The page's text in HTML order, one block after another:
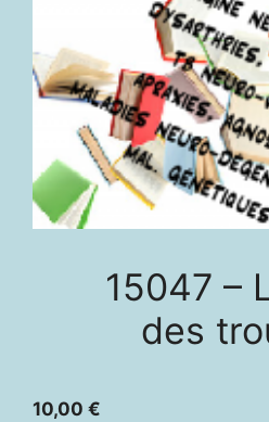
15047 –
des
10,00 €